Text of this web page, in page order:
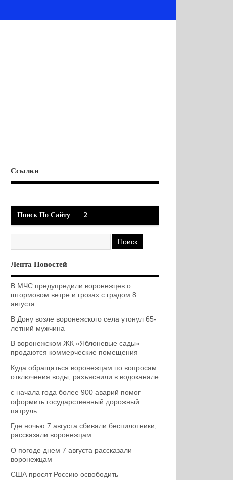
Ссылки
Поиск По Сайту 2
Лента Новостей
В МЧС предупредили воронежцев о
штормовом ветре и грозах с градом 8
августа
В Дону возле воронежского села утонул 65-
летний мужчина
В воронежском ЖК «Яблоневые сады»
продаются коммерческие помещения
Куда обращаться воронежцам по вопросам
отключения воды, разъяснили в водоканале
с начала года более 900 аварий помог
оформить государственный дорожный
патруль
Где ночью 7 августа сбивали беспилотники,
рассказали воронежцам
О погоде днем 7 августа рассказали
воронежцам
США просят Россию освободить